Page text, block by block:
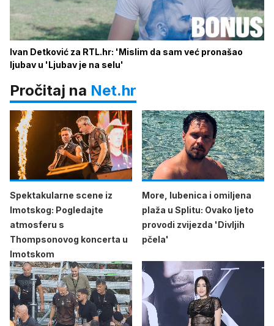
Ivan Detković za RTL.hr: 'Mislim da sam već pronašao
ljubav u 'Ljubav je na selu'
Pročitaj na Net.hr
Spektakularne scene iz
Imotskog: Pogledajte
atmosferu s
Thompsonovog koncerta u
Imotskom
More, lubenica i omiljena
plaža u Splitu: Ovako ljeto
provodi zvijezda 'Divljih
pčela'